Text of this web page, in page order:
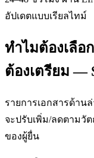
อัปเดตแบบเรียลไทม์
ทำไมต้องเลือ
ต้องเตรียม —
รายการเอกสารด้าน
จะปรับเพิ่ม/ลดตามวั
ของผู้ยื่น